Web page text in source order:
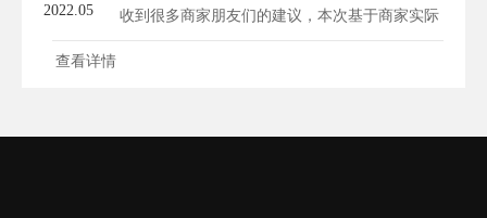
2022.05
收到很多商家朋友们的建议，本次基于商家实际
经...
查看详情